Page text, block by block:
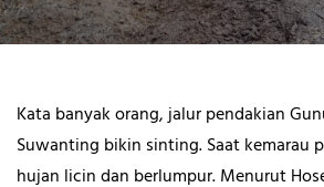
Kata banyak orang, jalur pendakian
Suwanting bikin sinting. Saat kemarau
hujan licin dan berlumpur. Menurut